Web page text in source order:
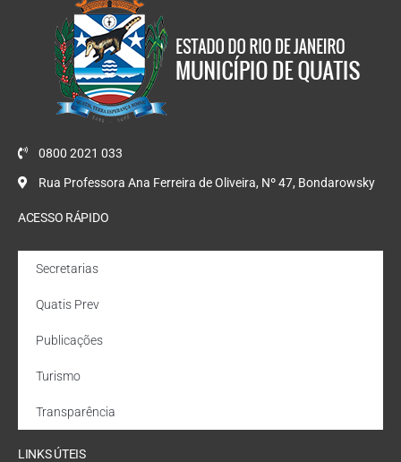
0800 2021 033
Rua Professora Ana Ferreira de Oliveira, Nº 47, Bondarowsky
ACESSO RÁPIDO
Secretarias
Quatis Prev
Publicações
Turismo
Transparência
LINKS ÚTEIS